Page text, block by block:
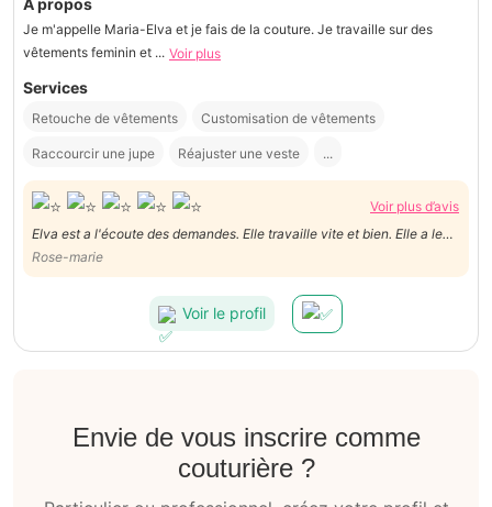
À propos
Je m'appelle Maria-Elva et je fais de la couture. Je travaille sur des
vêtements feminin et ... Voir plus
Services
Retouche de vêtements Customisation de vêtements
Raccourcir une jupe Réajuster une veste ...
Voir plus d’avis
Elva est a l'écoute des demandes. Elle travaille vite et bien. Elle a le
sens du detail et très bon contact humain. Je suis très satisfaite du
travail sur 4 pantalons très différents. Merci
Rose-marie
Voir le profil
Envie de vous inscrire comme
couturière ?